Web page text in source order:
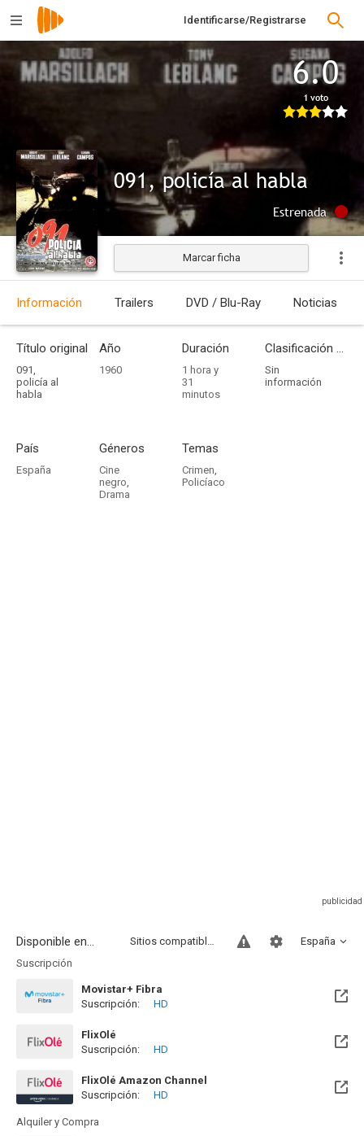
Identificarse/Registrarse
6.0
1 voto
091, policía al habla
Estrenada
Marcar ficha
Información Trailers DVD / Blu-Ray Noticias
Título original
091,
policía al
habla
Año
1960
Duración
1 hora y
31
minutos
Clasificación por edades
Sin
información
País
España
Géneros
Cine
negro,
Drama
Temas
Crimen,
Policíaco
Disponible en... España
Sitios compatibles
Suscripción
Movistar+ Fibra
Disponible hasta el Vie, 01 Ene 2100 (Quedan 73 años)
Suscripción: HD
FlixOlé
Suscripción:
HD
FlixOlé Amazon Channel
Suscripción:
HD
Alquiler y Compra